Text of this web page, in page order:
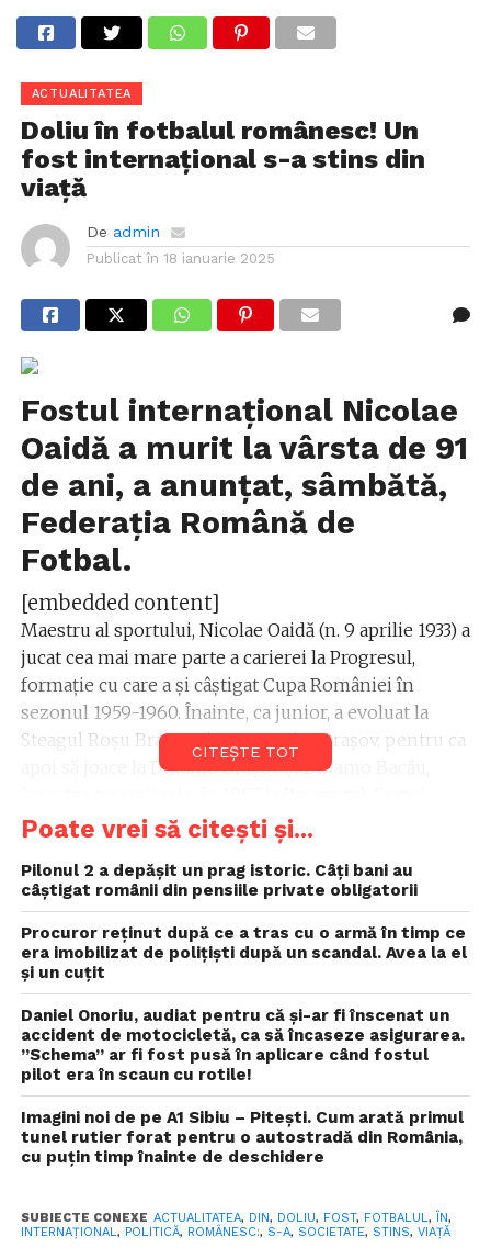
ACTUALITATEA
Doliu în fotbalul românesc! Un
fost internațional s-a stins din
viață
De admin
Publicat în 18 ianuarie 2025
Fostul internaţional Nicolae
Oaidă a murit la vârsta de 91
de ani, a anunţat, sâmbătă,
Federaţia Română de
Fotbal.
[embedded content]
Maestru al sportului, Nicolae Oaidă (n. 9 aprilie 1933) a
jucat cea mai mare parte a carierei la Progresul,
formaţie cu care a şi câştigat Cupa României în
sezonul 1959-1960. Înainte, ca junior, a evoluat la
Steagul Roşu Braşov şi Locomotiva Braşov, pentru ca
apoi să joace la Dinamo Braşov şi Dinamo Bacău,
atacant are peste 200 de meciuri şi 79 de goluri în
prima ligă din România, scrie news.ro.
Nicolae Oaidă a îmbrăcat şi tricoul echipei naţionale
a României, pentru care a evoluat în 7 partide,
reuşind să înscrie şi un gol.
Activitatea de antrenor şi-a început-o la Flacăra Roşie
Bucureşti, în Divizia C (1969-1970). Din 1971, timp de
doi ani, a fost angajatul Federaţiei Libiene de Fotbal,
ca antrenor al echipei naţionale şi al formaţiei de
club Ahly Bengazi.
La reîntoarcerea în ţară a antrenat mai multe
Bucureşti, Tractorul Braşov, Jiul Petroşani, Autobuzul
Bucureşti. A antrenat, de asemenea, în Maroc, Egipt şi
CITEȘTE TOT
Poate vrei să citești și...
Pilonul 2 a depășit un prag istoric. Câți bani au
câștigat românii din pensiile private obligatorii
Procuror reţinut după ce a tras cu o armă în timp ce
era imobilizat de poliţişti după un scandal. Avea la el
și un cuțit
Daniel Onoriu, audiat pentru că și-ar fi înscenat un
accident de motocicletă, ca să încaseze asigurarea.
”Schema” ar fi fost pusă în aplicare când fostul
pilot era în scaun cu rotile!
Imagini noi de pe A1 Sibiu – Pitești. Cum arată primul
tunel rutier forat pentru o autostradă din România,
cu puțin timp înainte de deschidere
SUBIECTE CONEXE ACTUALITATEA, DIN, DOLIU, FOST, FOTBALUL, ÎN,
INTERNAŢIONAL, POLITICĂ, ROMÂNESC:, S-A, SOCIETATE, STINS, VIAȚĂ